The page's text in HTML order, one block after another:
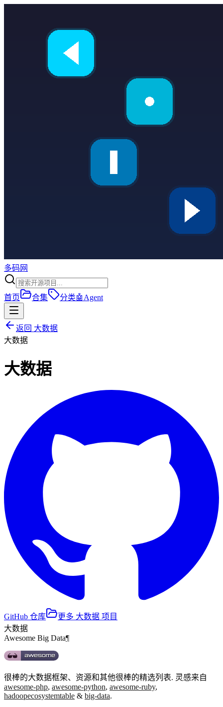
多码网
首页 合集 分类🤖 Agent
返回 大数据
大数据
大数据
GitHub 仓库 更多 大数据 项目
大数据
Awesome Big Data¶
很棒的大数据框架、资源和其他很棒的精选列表. 灵感来自
awesome-php, awesome-python, awesome-ruby,
hadoopecosystemtable & big-data.